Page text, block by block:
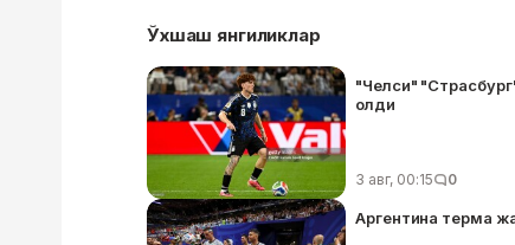
Ўхшаш янгиликлар
"Челси"
олди
3 авг, 00:15 0
Аргентина терма